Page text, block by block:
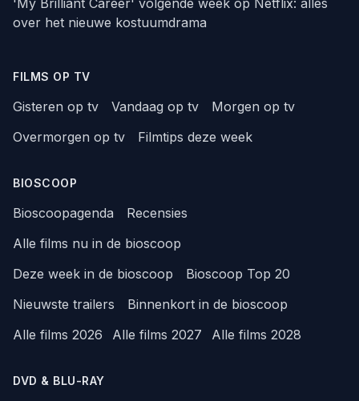
over het nieuwe kostuumdrama
FILMS OP TV
Gisteren op tv Vandaag op tv
Morgen op tv
Overmorgen op tv
Filmtips deze week
BIOSCOOP
Bioscoopagenda
Recensies
Alle films nu in de bioscoop
Deze week in de bioscoop
Bioscoop Top 20
Nieuwste trailers
Binnenkort in de bioscoop
Alle films 2026
Alle films 2027 Alle films 2028
DVD & BLU-RAY